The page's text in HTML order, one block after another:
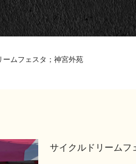
ームフェスタ；神宮外苑
サイクルドリームフ